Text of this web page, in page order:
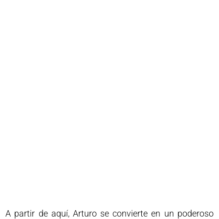
A partir de aquí, Arturo se convierte en un poderoso